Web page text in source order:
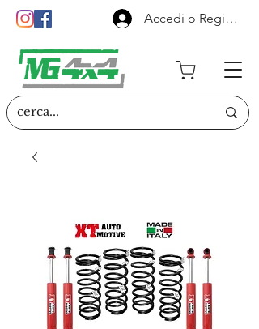
Accedi o Registrati